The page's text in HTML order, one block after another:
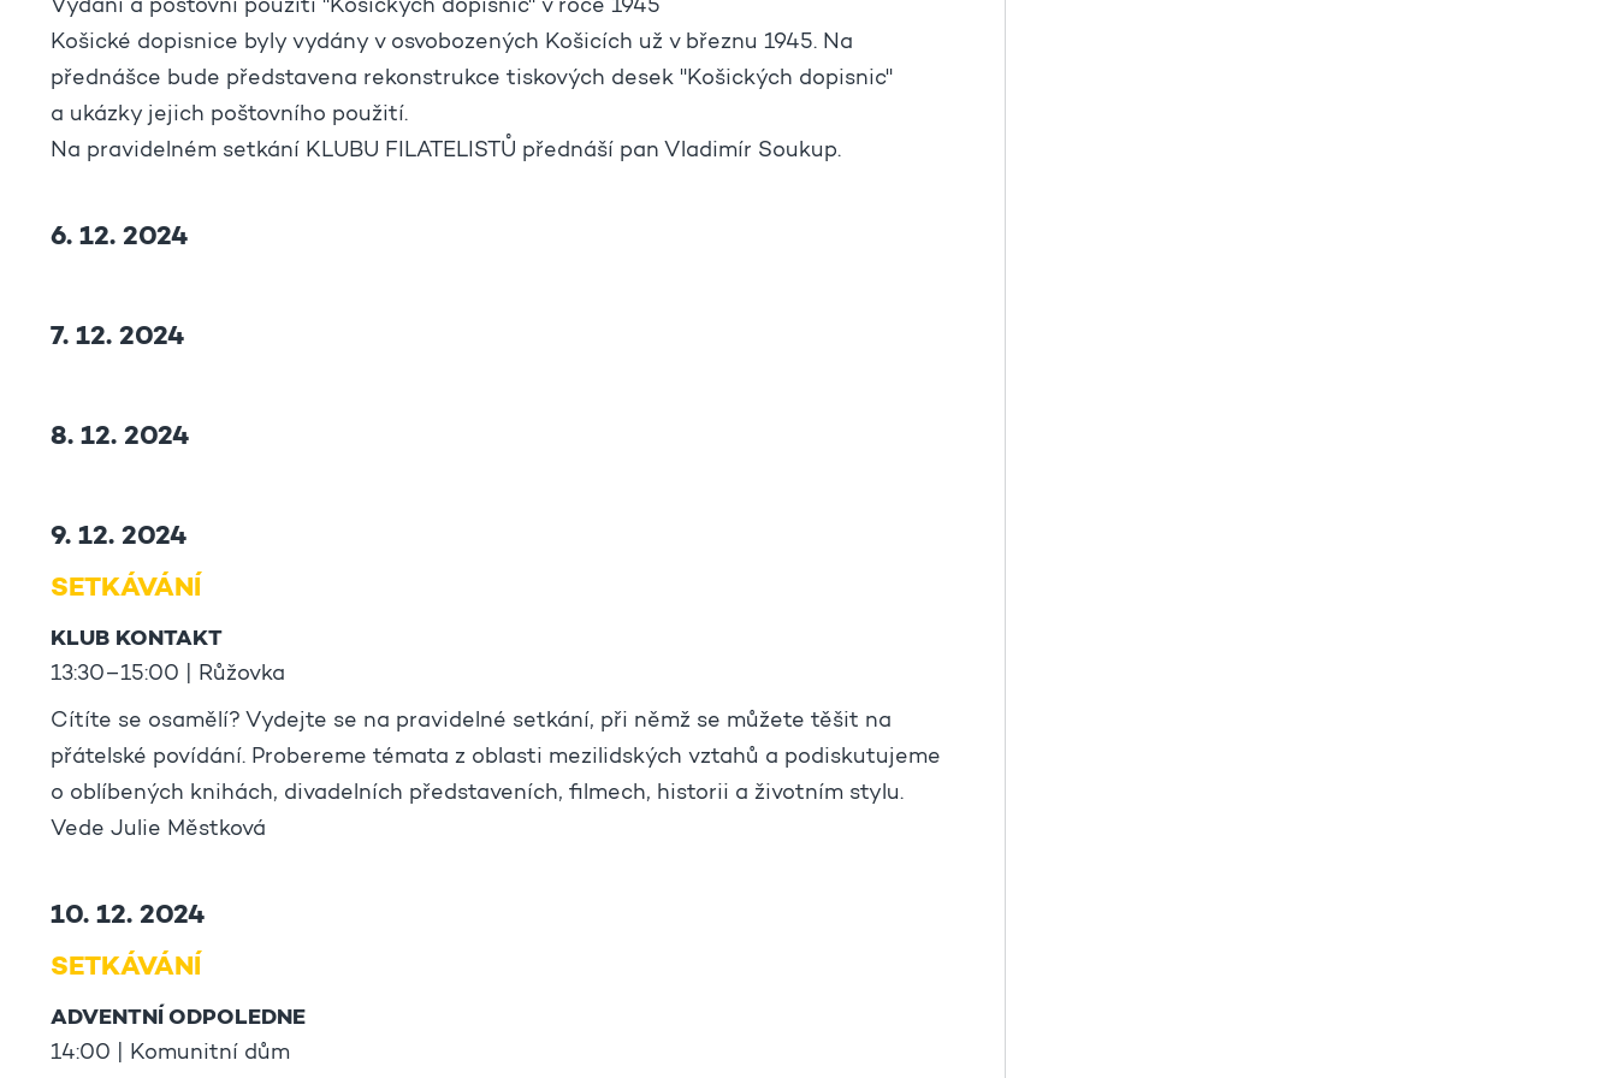
Vydání a poštovní použití "Košických dopisnic" v roce 1945
Košické dopisnice byly vydány v osvobozených Košicích už v březnu 1945. Na
přednášce bude představena rekonstrukce tiskových desek "Košických dopisnic"
a ukázky jejich poštovního použití.
Na pravidelném setkání KLUBU FILATELISTŮ přednáší pan Vladimír Soukup.
6. 12. 2024
7. 12. 2024
8. 12. 2024
9. 12. 2024
SETKÁVÁNÍ
KLUB KONTAKT
13:30–15:00 | Růžovka
Cítíte se osamělí? Vydejte se na pravidelné setkání, při němž se můžete těšit na
přátelské povídání. Probereme témata z oblasti mezilidských vztahů a podiskutujeme
o oblíbených knihách, divadelních představeních, filmech, historii a životním stylu.
Vede Julie Městková
10. 12. 2024
SETKÁVÁNÍ
ADVENTNÍ ODPOLEDNE
14:00 | Komunitní dům